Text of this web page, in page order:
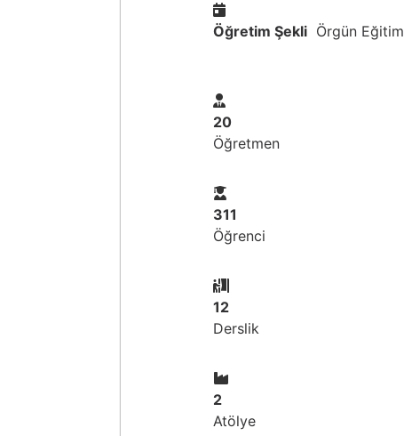
Öğretim Şekli Örgün Eğitim
20
Öğretmen
311
Öğrenci
12
Derslik
2
Atölye